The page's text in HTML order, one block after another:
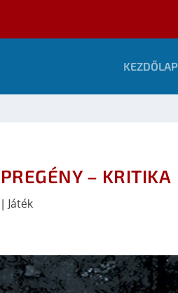
KEZDŐLAP
– KRITIKA
| Játék